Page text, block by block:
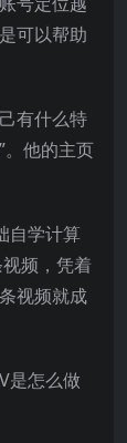
可以帮助
有什么特
。他的主页
自学计算
频，凭着
视频就成